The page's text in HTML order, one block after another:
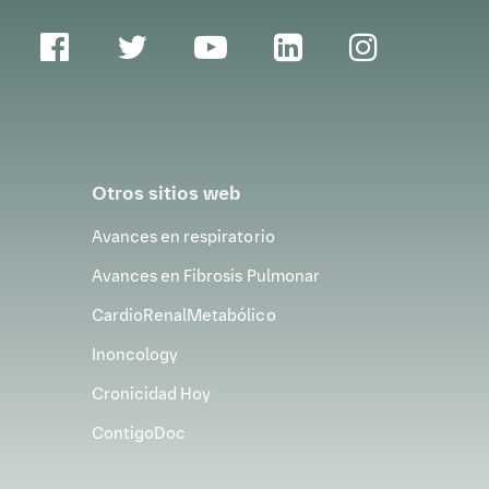
Otros sitios web
Avances en respiratorio
Avances en Fibrosis Pulmonar
CardioRenalMetabólico
Inoncology
Cronicidad Hoy
ContigoDoc